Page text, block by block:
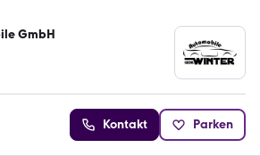
GmbH
Kontakt Parken